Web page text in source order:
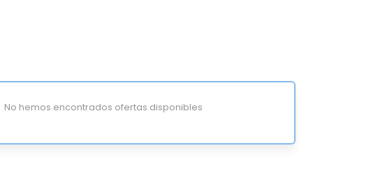
No hemos encontrados ofertas disponibles